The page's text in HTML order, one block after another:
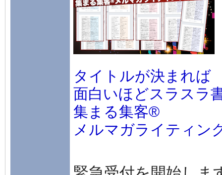
タイトルが決まれば
面白いほどスラスラ
集まる集客®
メルマガライティン